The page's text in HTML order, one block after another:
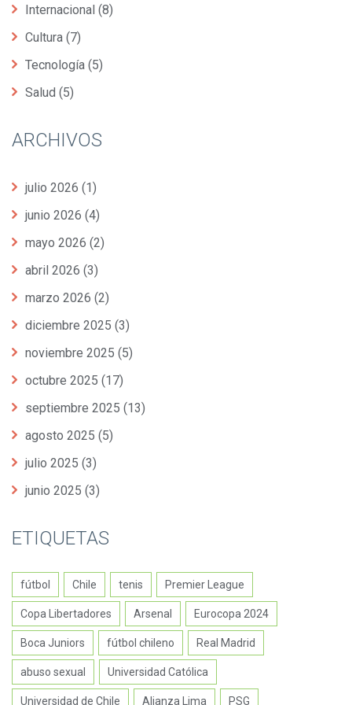
Internacional (8)
Cultura (7)
Tecnología (5)
Salud (5)
ARCHIVOS
julio 2026 (1)
junio 2026 (4)
mayo 2026 (2)
abril 2026 (3)
marzo 2026 (2)
diciembre 2025 (3)
noviembre 2025 (5)
octubre 2025 (17)
septiembre 2025 (13)
agosto 2025 (5)
julio 2025 (3)
junio 2025 (3)
ETIQUETAS
fútbol Chile tenis Premier League
Copa Libertadores Arsenal Eurocopa 2024
Boca Juniors fútbol chileno Real Madrid
abuso sexual Universidad Católica
Universidad de Chile Alianza Lima PSG